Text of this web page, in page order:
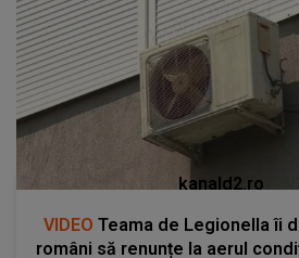
kanald2.ro
VIDEO Teama de Legionella îi
români să renunțe la aerul